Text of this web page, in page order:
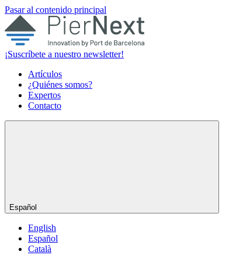
Pasar al contenido principal
¡Suscríbete a nuestro newsletter!
Artículos
¿Quiénes somos?
Expertos
Contacto
Español
English
Español
Català